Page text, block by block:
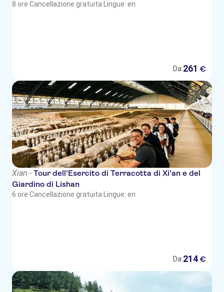
Pickup from Xian Xianyang
International Airport
8 ore·Cancellazione gratuita· Lingue: en
Da:261 €
Xian - Tour dell'Esercito di Terracotta di Xi'an e del
Giardino di Lishan
6 ore·Cancellazione gratuita· Lingue: en
Da:214 €